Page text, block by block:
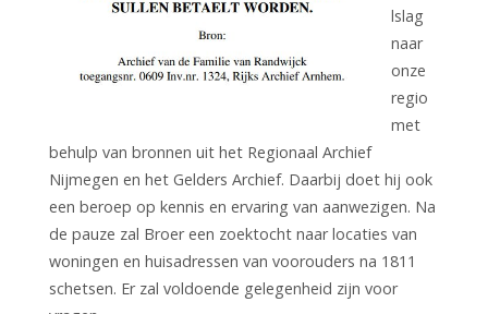
lslag
naar
onze
regio
met
behulp van bronnen uit het Regionaal Archief
Nijmegen en het Gelders Archief. Daarbij doet hij ook
een beroep op kennis en ervaring van aanwezigen. Na
de pauze zal Broer een zoektocht naar locaties van
woningen en huisadressen van voorouders na 1811
schetsen. Er zal voldoende gelegenheid zijn voor